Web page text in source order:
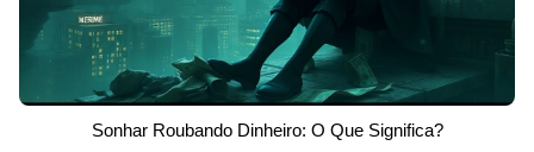
Sonhar Roubando Dinheiro: O Que Significa?